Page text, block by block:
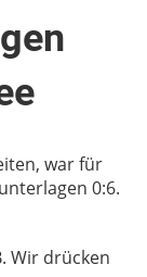
war für
0:6.
Wir drücken